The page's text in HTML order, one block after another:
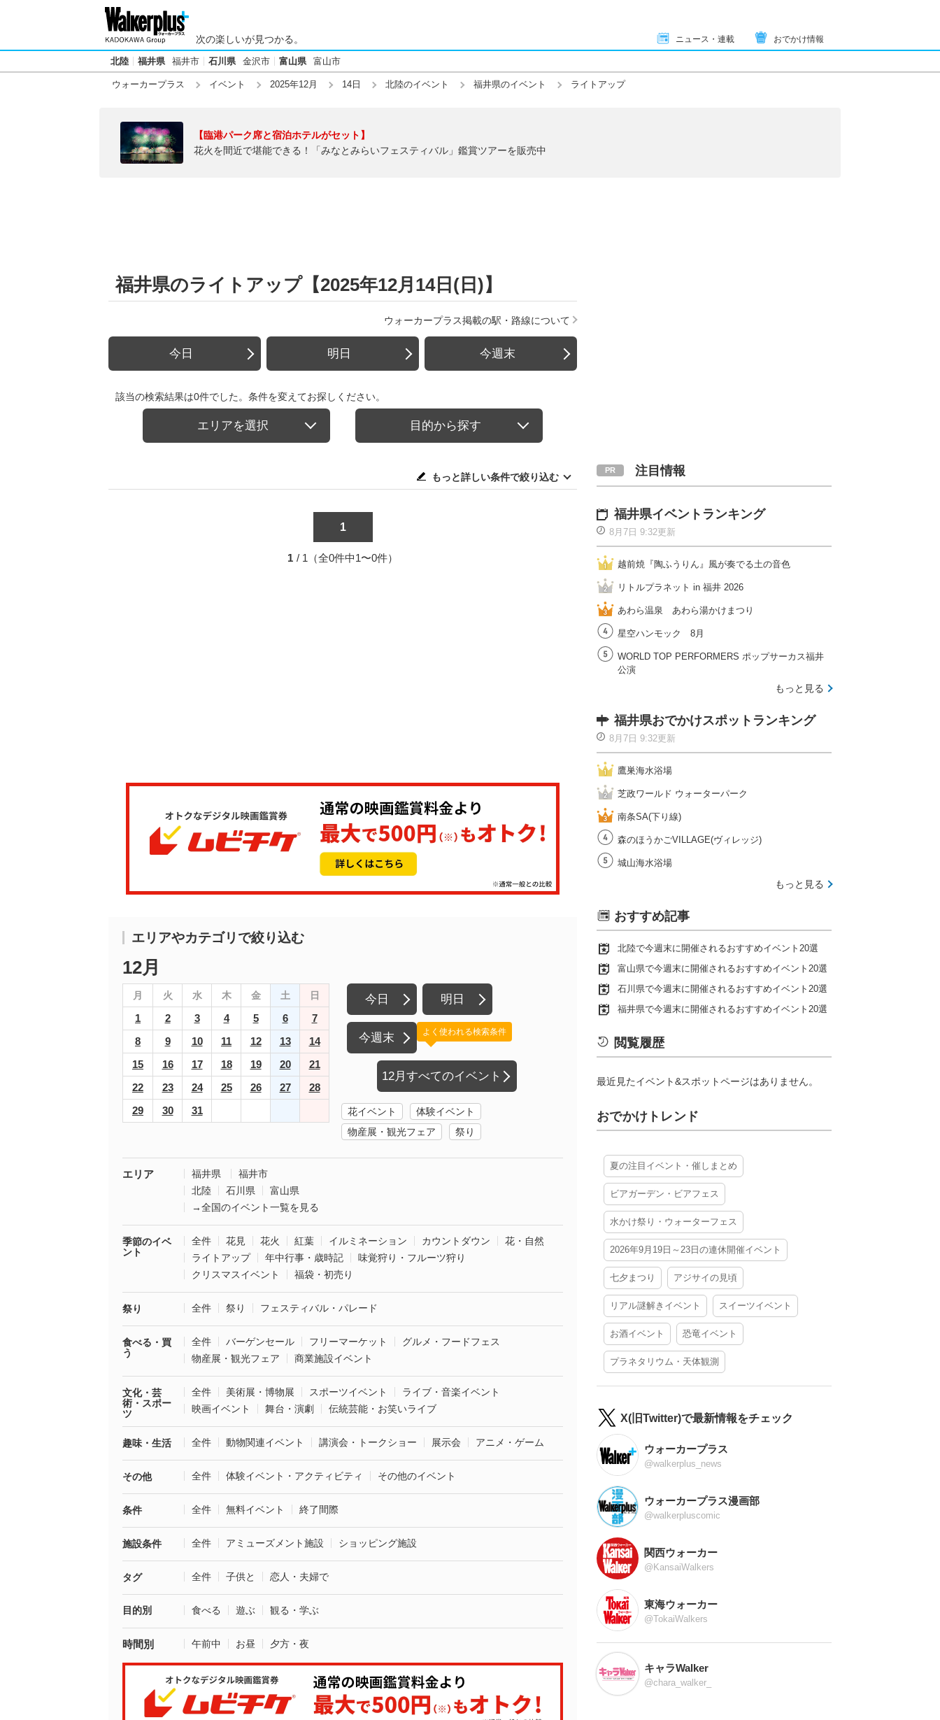
次の楽しいが見つかる。 ニュース・連載 おでかけ情報
北陸 福井県 福井市 石川県 金沢市 富山県 富山市
ウォーカープラス イベント 2025年12月 14日 北陸のイベント 福井県のイベント ライトアップ
【臨港パーク席と宿泊ホテルがセット】
花火を間近で堪能できる！「みなとみらいフェスティバル」鑑賞ツアーを販売中
福井県のライトアップ【2025年12月14日(日)】
ウォーカープラス掲載の駅・路線について
今日 明日 今週末
該当の検索結果は0件でした。条件を変えてお探しください。
エリアを選択 目的から探す
もっと詳しい条件で絞り込む
1
1 / 1（全0件中1〜0件）
エリアやカテゴリで絞り込む
12月
月 火 水 木 金 土 日
1 2 3 4 5 6
7
8
9 10 11 12 13
14
15
16 17 18 19 20
21
22
23 24 25 26 27
28
29
30 31
今日 明日
今週末
12月すべてのイベント
よく使われる検索条件
花イベント
体験イベント
物産展・観光フェア
祭り
エリア 福井県
福井市
北陸
石川県
富山県
→全国のイベント一覧を見る
季節のイベ
ント
全件 花見 花火 紅葉 イルミネーション カウントダウン
花・自然
ライトアップ
年中行事・歳時記
味覚狩り・フルーツ狩り
クリスマスイベント
福袋・初売り
祭り 全件 祭り フェスティバル・パレード
食べる・買
う
全件 バーゲンセール フリーマーケット
グルメ・フードフェス
物産展・観光フェア
商業施設イベント
文化・芸
術・スポー
ツ
全件 美術展・博物展 スポーツイベント
ライブ・音楽イベント
映画イベント
舞台・演劇 伝統芸能・お笑いライブ
趣味・生活 全件 動物関連イベント 講演会・トークショー 展示会 アニメ・ゲーム
その他 全件 体験イベント・アクティビティ その他のイベント
条件 全件 無料イベント 終了間際
施設条件 全件 アミューズメント施設 ショッピング施設
タグ 全件 子供と 恋人・夫婦で
目的別 食べる 遊ぶ 観る・学ぶ
時間別 午前中 お昼 夕方・夜
注目情報
福井県イベントランキング
8月7日 9:32更新
越前焼『陶ふうりん』風が奏でる土の音色
リトルプラネット in 福井 2026
あわら温泉 あわら湯かけまつり
星空ハンモック 8月
WORLD TOP PERFORMERS ポップサーカス福井
公演
もっと見る
福井県おでかけスポットランキング
8月7日 9:32更新
鷹巣海水浴場
芝政ワールド ウォーターパーク
南条SA(下り線)
森のほうかごVILLAGE(ヴィレッジ)
城山海水浴場
もっと見る
おすすめ記事
北陸で今週末に開催されるおすすめイベント20選
富山県で今週末に開催されるおすすめイベント20選
石川県で今週末に開催されるおすすめイベント20選
福井県で今週末に開催されるおすすめイベント20選
閲覧履歴
最近見たイベント&スポットページはありません。
おでかけトレンド
夏の注目イベント・催しまとめ
ビアガーデン・ビアフェス
水かけ祭り・ウォーターフェス
2026年9月19日～23日の連休開催イベント
七夕まつり アジサイの見頃
リアル謎解きイベント スイーツイベント
お酒イベント 恐竜イベント
プラネタリウム・天体観測
X(旧Twitter)で最新情報をチェック
ウォーカープラス
@walkerplus_news
ウォーカープラス漫画部
@walkerpluscomic
関西ウォーカー
@KansaiWalkers
東海ウォーカー
@TokaiWalkers
キャラWalker
@chara_walker_